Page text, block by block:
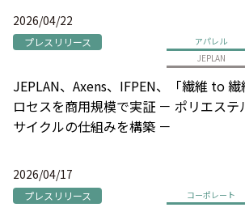
2026/04/22
プレスリリース アパレル
JEPLAN
JEPLAN、Axens、IFPEN、「繊維 to
ロセスを商用規模で実証 － ポリエステ
サイクルの仕組みを構築 －
2026/04/17
プレスリリース コーポレート